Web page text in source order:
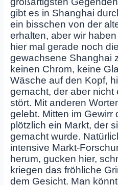
gibt es in Shanghai
ein bisschen von der
erhalten, aber wir
hier mal gerade noch
gewachsene Shanghai
keinen Chrom, keine
Wäsche auf den Kopf,
gemacht, der aber nicht
stört. Mit anderen
gelebt. Mitten im Gewirr
plötzlich ein Markt, der
gemacht wurde.
intensive Markt-
herum, gucken hier,
kriegen das fröhliche
dem Gesicht. Man